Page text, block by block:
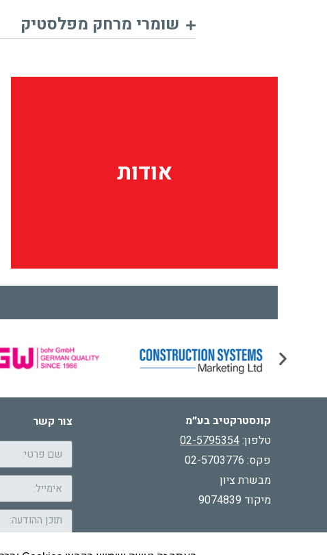
שומרי מרחק מפלסטיק
אודות
אודות
קונסטרקטיב בע״מ
טלפון:02-5795354
פקס: 02-5703776
מבשרת ציון
מיקוד 9074839
צור קשר